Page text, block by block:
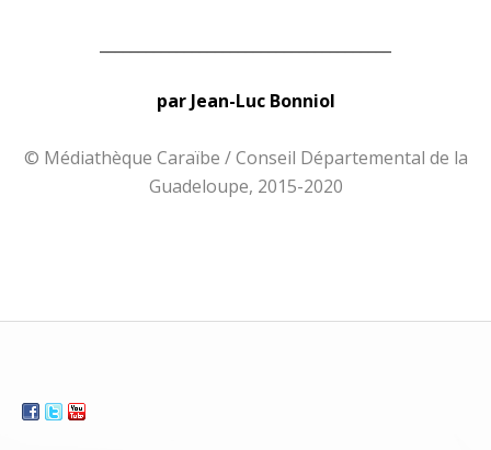
par Jean-Luc Bonniol
© Médiathèque Caraïbe / Conseil Départemental de la
Guadeloupe, 2015-2020